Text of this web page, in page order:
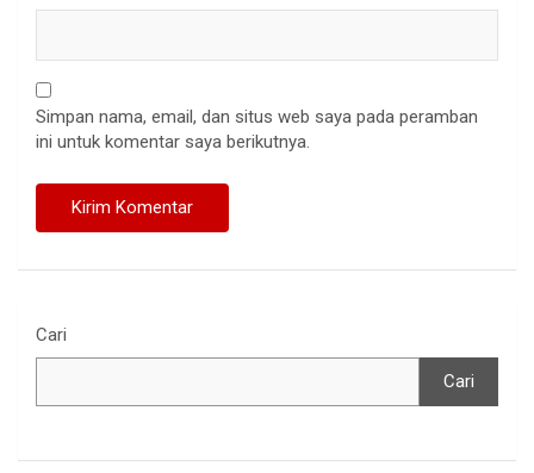
Simpan nama, email, dan situs web saya pada peramban
ini untuk komentar saya berikutnya.
Cari
Cari